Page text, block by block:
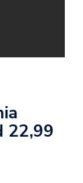
22,99